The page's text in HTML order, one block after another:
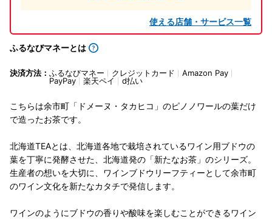
使える店舗・サービス一覧
ふるなびマネーとは
決済方法： ふるなびマネー クレジットカード
Amazon Pay
PayPay
楽天ペイ d払い
こちらは余市町「ドメーヌ・タカヒコ」のピノノワールの葉だけ
で造ったお茶です。
北海道TEAとは、北海道各地で栽培されているワイン用ブドウの
葉を丁寧に発酵させた、北海道発の「新たなお茶」のシリーズ。
生産者の想いを大切に、ワインブドウリーフティーとして余市町
のワイン文化を新たなカタチで発信します。
ワインのようにブドウの香りや酸味を楽しむことができるワイン